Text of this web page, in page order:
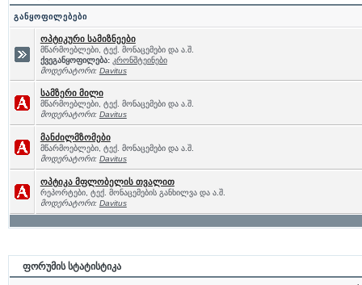
განყოფილებები
ოპტიკური სამიზნეები
მწარმოებლები, ტექ. მონაცემები და ა.შ.
ქვეგანყოფილება: კრონშტეინები
მოდერატორი: Davitus
სამზერი მილი
მწარმოებლები, ტექ. მონაცემები და ა.შ.
მოდერატორი: Davitus
მანძილმზომები
მწარმოებლები, ტექ. მონაცემები და ა.შ.
მოდერატორი: Davitus
ოპტიკა მფლობელის თვალით
რეპორტები, ტექ. მონაცემების განხილვა და ა.შ.
მოდერატორი: Davitus
ფორუმის სტატისტიკა